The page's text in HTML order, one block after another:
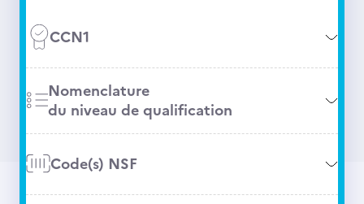
CCN1
Nomenclature
du niveau de qualification
Code(s) NSF